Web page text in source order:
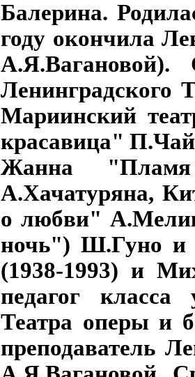
Балерина.
году окончила
Ленинградского
Мариинский
красавица"
Жанна
А.Хачатуряна,
о любви"
ночь") Ш.Гуно и
(1938-1993) и
педагог класса
Театра оперы и
преподаватель